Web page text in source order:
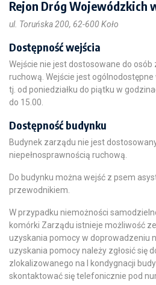
Rejon Dróg Wojewódzkich
ul. Toruńska 200, 62-600 Koło
Dostępność wejścia
Wejście nie jest dostosowane do osób
ruchową. Wejście jest
tj. od poniedziałku do piątku w
do 15.00.
Dostępność budynku
Budynek zarządu nie jest
niepełnosprawnością ruchową.
Do budynku można wejść z psem
przewodnikiem.
W przypadku niemożności
komórki Zarządu istnieje możliwość
uzyskania pomocy w doprowadzeniu
uzyskania pomocy należy zgłosić się
zlokalizowanego na I kondygnacji
skontaktować się telefonicznie pod